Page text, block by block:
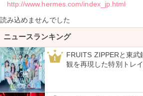
http://www.hermes.com/index_jp.html
読み込めませんでした
ニュースランキング
1
FRUITS ZIPPERと東
観を再現した特別トレ